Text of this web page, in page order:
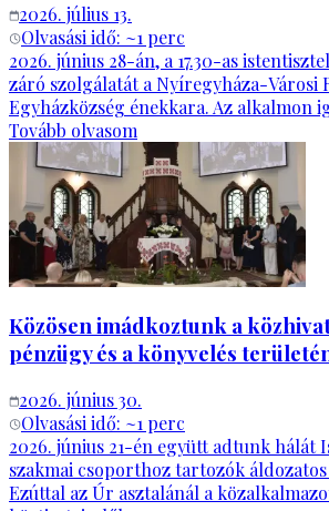
2026. július 13.
Olvasási idő: ~1 perc
2026. június 28-án, a 17.30-as
záró szolgálatát a Nyíregyháza-Városi
Egyházközség énekkara. Az alkalmon
Tovább olvasom
Közösen imádkoztunk a
pénzügy és a könyvelés
2026. június 30.
Olvasási idő: ~1 perc
2026. június 21-én együtt adtunk hálát
szakmai csoporthoz tartozók
Ezúttal az Úr asztalánál a